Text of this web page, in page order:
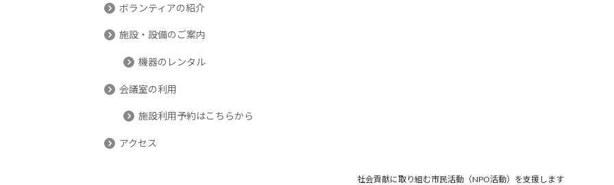
ボランティアの紹介
施設・設備のご案内
機器のレンタル
会議室の利用
施設利用予約はこちらから
アクセス
社会貢献に取り組む市民活動（NPO活動）を支援します